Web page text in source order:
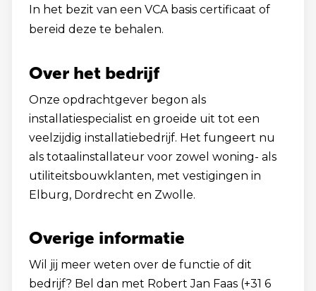
In het bezit van een VCA basis certificaat of
bereid deze te behalen.
Over het bedrijf
Onze opdrachtgever begon als
installatiespecialist en groeide uit tot een
veelzijdig installatiebedrijf. Het fungeert nu
als totaalinstallateur voor zowel woning- als
utiliteitsbouwklanten, met vestigingen in
Elburg, Dordrecht en Zwolle.
Overige informatie
Wil jij meer weten over de functie of dit
bedrijf? Bel dan met Robert Jan Faas (+31 6